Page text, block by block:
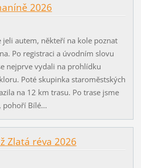
2026
jeli autem, někteří na kole poznat
Po registraci a úvodním slovu
nejprve vydali na prohlídku
Poté skupinka staroměstských
na 12 km trasu. Po trase jsme
pohoří Bílé...
Zlatá réva 2026